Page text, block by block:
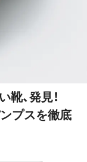
、発見！
ンプスを徹底